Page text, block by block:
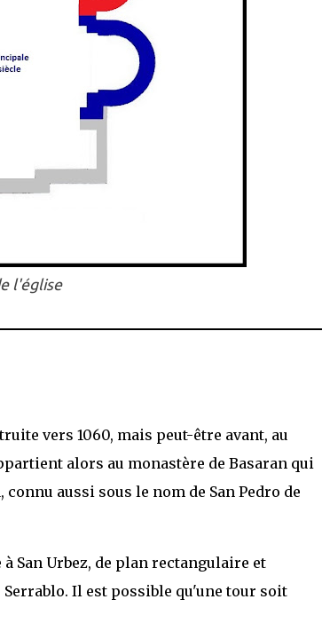
l'église
vers 1060, mais peut-être avant, au
alors au monastère de Basaran qui
aussi sous le nom de San Pedro de
San Urbez, de plan rectangulaire et
Il est possible qu'une tour soit